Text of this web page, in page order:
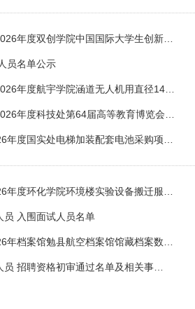
年度双创学院中国国际大学生创新…
员名单公示
年度航宇学院涵道无人机用直径14…
年度科技处第64届高等教育博览会…
年度国实处电梯加装配套电池采购项…
年度环化学院环境楼实验设备搬迁服…
员 入围面试人员名单
年档案馆勉县航空档案馆馆藏档案数…
招聘资格初审通过名单及相关事…